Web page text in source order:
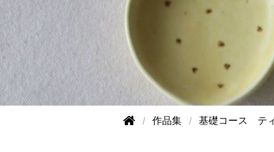
作品集 基礎コース テ